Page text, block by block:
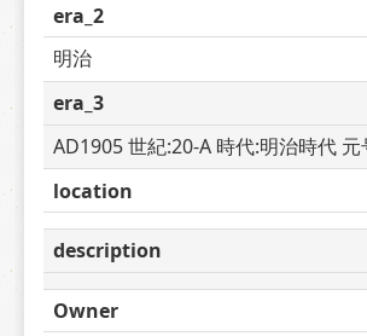
era_2
明治
era_3
AD1905 世紀:20-A 時代:明治時代
location
description
Owner